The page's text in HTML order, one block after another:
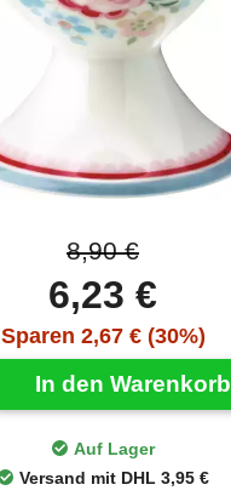
8,90 €
6,23 €
Sparen 2,67 € (30%)
In den Warenkorb
Auf Lager
Versand mit DHL 3,95 €